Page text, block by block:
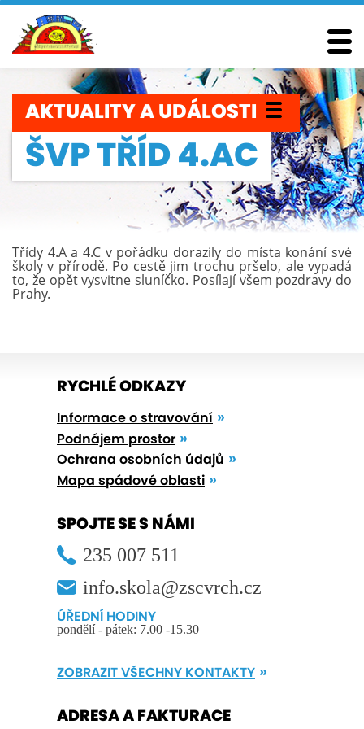
AKTUALITY A UDÁLOSTI
ŠVP TŘÍD 4.AC
Třídy 4.A a 4.C v pořádku dorazily do místa konání své
školy v přírodě. Po cestě jim trochu pršelo, ale vypadá
to, že opět vysvitne sluníčko. Posílají všem pozdravy do
Prahy.
RYCHLÉ ODKAZY
Informace o stravování
Podnájem prostor
Ochrana osobních údajů
Mapa spádové oblasti
SPOJTE SE S NÁMI
235 007 511
info.skola@zscvrch.cz
ÚŘEDNÍ HODINY
pondělí - pátek: 7.00 -15.30
ZOBRAZIT VŠECHNY KONTAKTY
ADRESA A FAKTURACE